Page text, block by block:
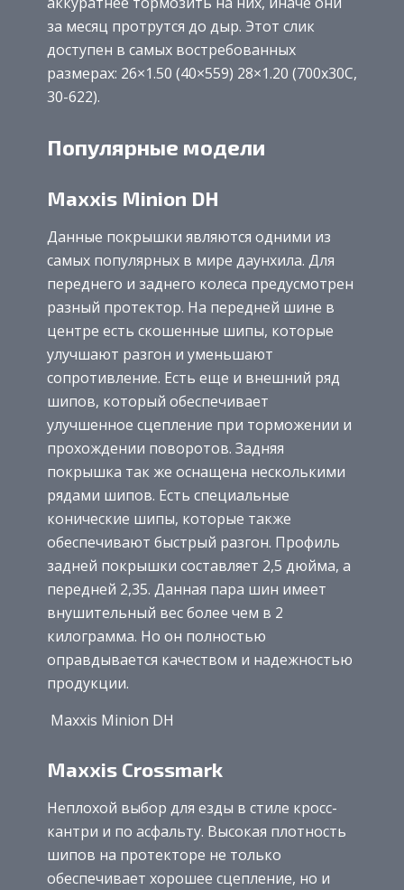
за месяц протрутся до дыр. Этот слик
доступен в самых востребованных
размерах: 26×1.50 (40×559) 28×1.20 (700x30C,
30-622).
Популярные модели
Maxxis Minion DH
Данные покрышки являются одними из
самых популярных в мире даунхила. Для
переднего и заднего колеса предусмотрен
разный протектор. На передней шине в
центре есть скошенные шипы, которые
улучшают разгон и уменьшают
сопротивление. Есть еще и внешний ряд
шипов, который обеспечивает
улучшенное сцепление при торможении и
прохождении поворотов. Задняя
покрышка так же оснащена несколькими
рядами шипов. Есть специальные
конические шипы, которые также
обеспечивают быстрый разгон. Профиль
задней покрышки составляет 2,5 дюйма, а
передней 2,35. Данная пара шин имеет
внушительный вес более чем в 2
килограмма. Но он полностью
оправдывается качеством и надежностью
продукции.
Maxxis Minion DH
Maxxis Crossmark
Неплохой выбор для езды в стиле кросс-
кантри и по асфальту. Высокая плотность
шипов на протекторе не только
обеспечивает хорошее сцепление, но и